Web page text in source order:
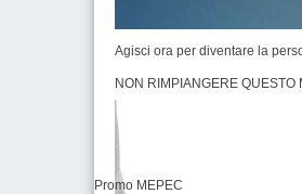
Agisci ora per diventare la
NON RIMPIANGERE QUESTO
Promo MEPEC